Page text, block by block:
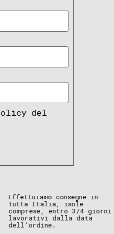
del
Effettuiamo consegne in
tutta Italia, isole
comprese, entro 3/4 giorni
lavorativi dalla data
dell’ordine.